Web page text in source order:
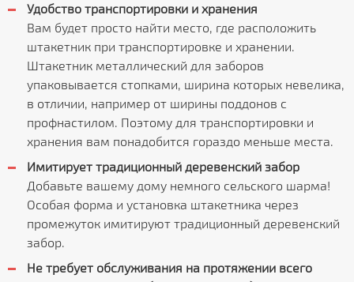
Удобство транспортировки и хранения
Вам будет просто найти место, где расположить
штакетник при транспортировке и хранении.
Штакетник металлический для заборов
упаковывается стопками, ширина которых невелика,
в отличии, например от ширины поддонов с
профнастилом. Поэтому для транспортировки и
хранения вам понадобится гораздо меньше места.
Имитирует традиционный деревенский забор
Добавьте вашему дому немного сельского шарма!
Особая форма и установка штакетника через
промежуток имитируют традиционный деревенский
забор.
Не требует обслуживания на протяжении всего